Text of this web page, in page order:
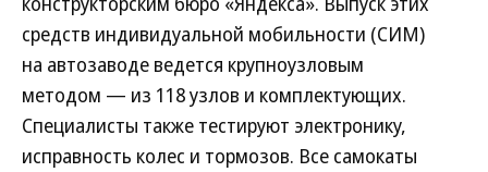
средств индивидуальной мобильности (СИМ)
на автозаводе ведется крупноузловым
методом — из 118 узлов и комплектующих.
Специалисты также тестируют электронику,
исправность колес и тормозов. Все самокаты